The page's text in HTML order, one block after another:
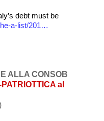
debt must be
a-list/201…
ALLA CONSOB
al